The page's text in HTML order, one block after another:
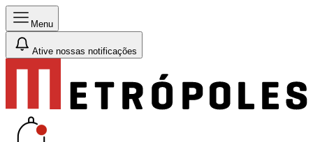
Menu
Ative nossas notificações